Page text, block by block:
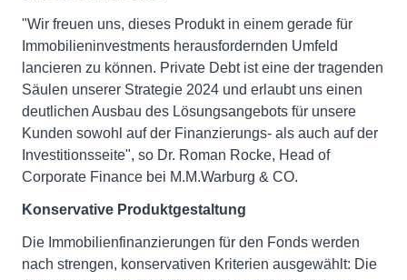
"Wir freuen uns, dieses Produkt in einem gerade für
Immobilieninvestments herausfordernden Umfeld
lancieren zu können. Private Debt ist eine der tragenden
Säulen unserer Strategie 2024 und erlaubt uns einen
deutlichen Ausbau des Lösungsangebots für unsere
Kunden sowohl auf der Finanzierungs- als auch auf der
Investitionsseite", so Dr. Roman Rocke, Head of
Corporate Finance bei M.M.Warburg & CO.
Konservative Produktgestaltung
Die Immobilienfinanzierungen für den Fonds werden
nach strengen, konservativen Kriterien ausgewählt: Die